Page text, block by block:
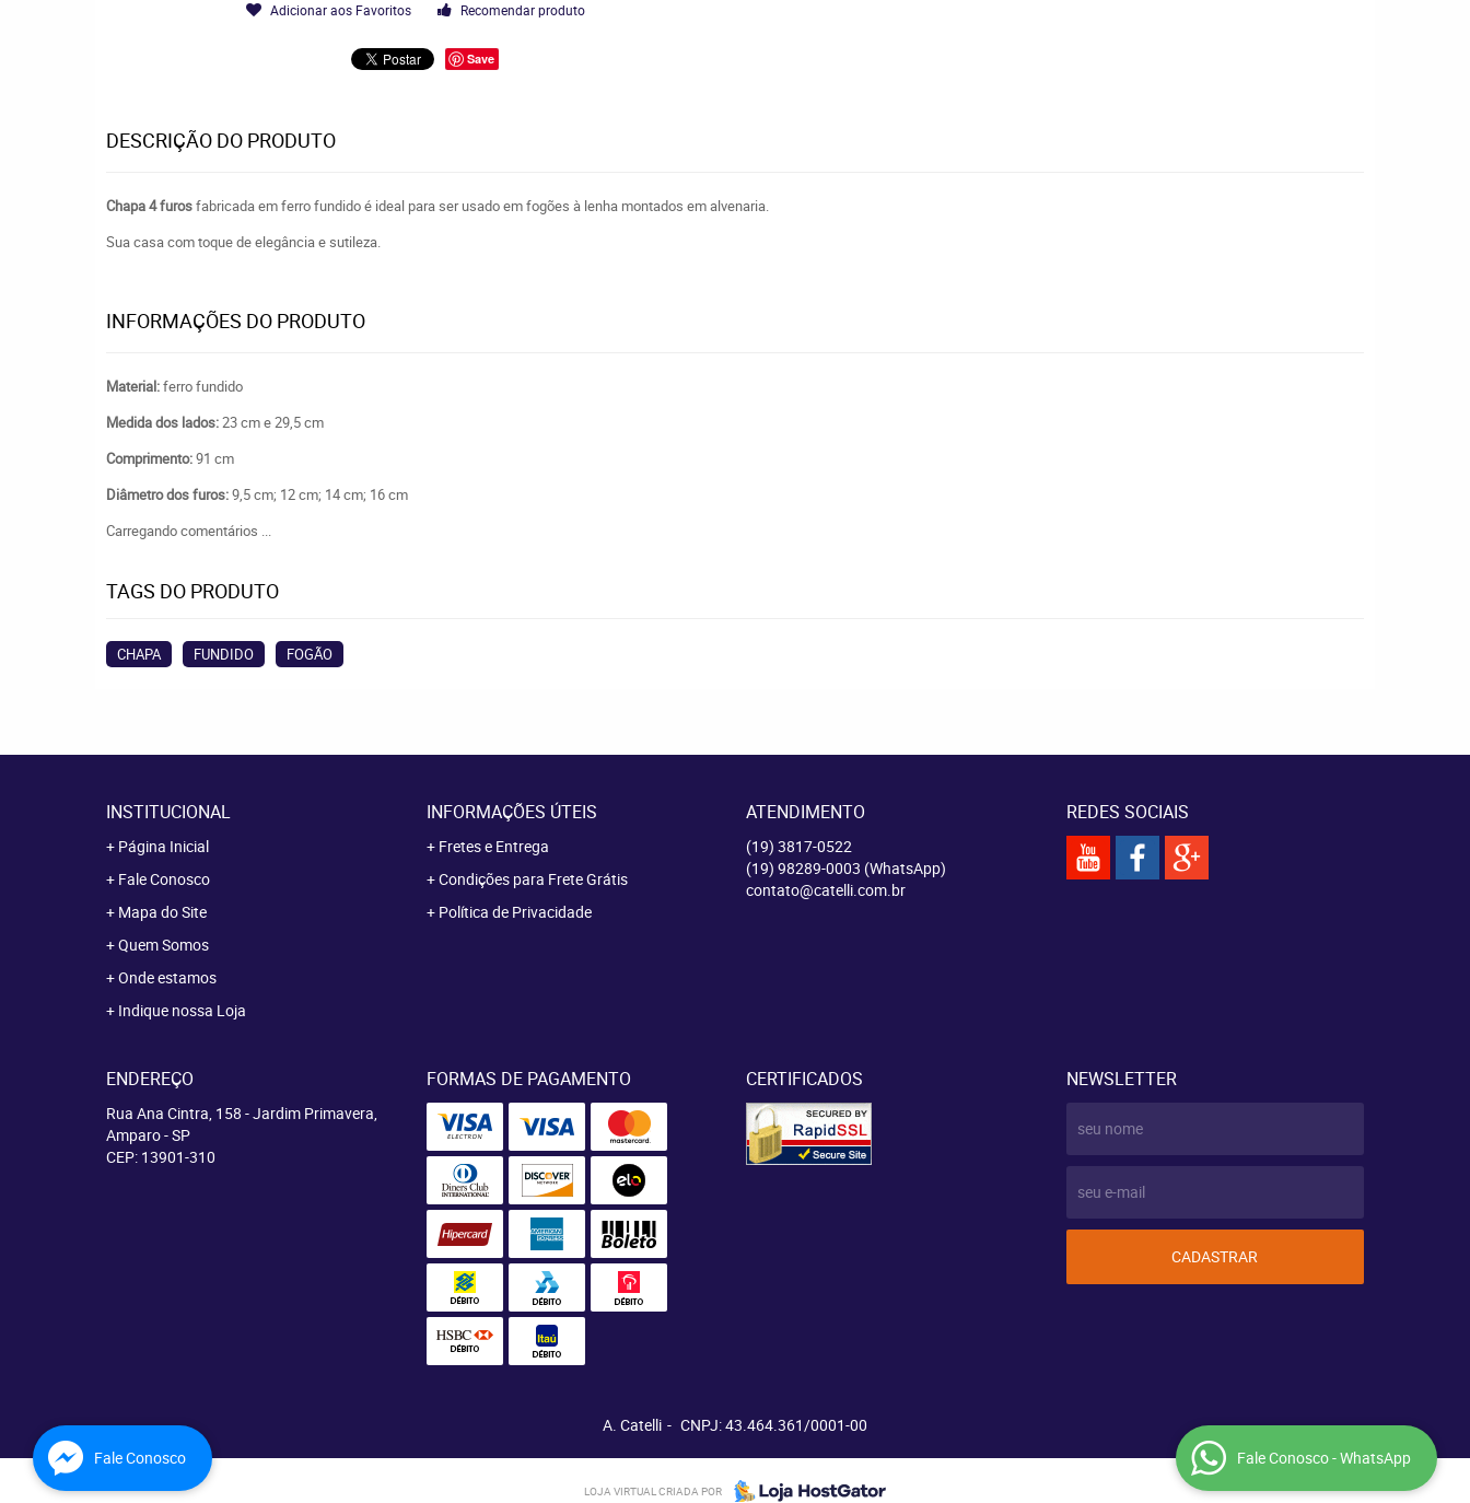
Adicionar aos Favoritos Recomendar produto
Save
DESCRIÇÃO DO PRODUTO
Chapa 4 furosfabricada em ferro fundido é ideal para ser usado em fogões à lenha montados em alvenaria.
Sua casa com toque de elegância e sutileza.
INFORMAÇÕES DO PRODUTO
Material:ferro fundido
Medida dos lados:23 cm e 29,5 cm
Comprimento:91 cm
Diâmetro dos furos:9,5 cm; 12 cm; 14 cm; 16 cm
Carregando comentários ...
TAGS DO PRODUTO
CHAPA FUNDIDO FOGÃO
INSTITUCIONAL
Página Inicial
Fale Conosco
Mapa do Site
Quem Somos
Onde estamos
Indique nossa Loja
INFORMAÇÕES ÚTEIS
Fretes e Entrega
Condições para Frete Grátis
Política de Privacidade
ATENDIMENTO
(19) 3817-0522
(19) 98289-0003 (WhatsApp)
contato@catelli.com.br
REDES SOCIAIS
ENDEREÇO
Rua Ana Cintra, 158 -Jardim Primavera,
Amparo-SP
CEP: 13901-310
FORMAS DE PAGAMENTO CERTIFICADOS NEWSLETTER
CADASTRAR
A. Catelli CNPJ: 43.464.361/0001-00
LOJA VIRTUAL CRIADA POR
Fale Conosco Fale Conosco - WhatsApp